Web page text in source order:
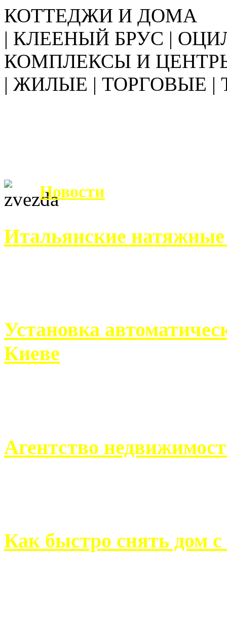
КОТТЕДЖИ И ДОМА
| КЛЕЕНЫЙ БРУС |
КОМПЛЕКСЫ И
| ЖИЛЫЕ | ТОРГОВЫЕ |
Новости
Итальянские
Установка
Киеве
Агентство
Как быстро снять дом с